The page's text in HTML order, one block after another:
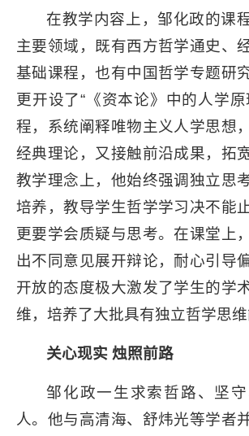
在教学内容上，邹化政的课
主要领域，既有西方哲学通史、
基础课程，也有中国哲学专题研
更开设了“《资本论》中的人学
程，系统阐释唯物主义人学思想
经典理论，又接触前沿成果，拓
教学理念上，他始终强调独立思
培养，教导学生哲学学习决不能
更要学会质疑与思考。在课堂上
出不同意见展开辩论，耐心引导
开放的态度极大激发了学生的学
维，培养了大批具有独立哲学思维
关心现实 烛照前路
邹化政一生求索哲路、坚
人。他与高清海、舒炜光等学者